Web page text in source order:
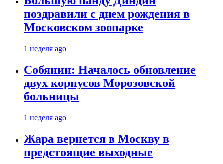
поздравили с днем рождения в
Московском зоопарке
1 неделя ago
Собянин: Началось обновление
двух корпусов Морозовской
больницы
1 неделя ago
Жара вернется в Москву в
предстоящие выходные